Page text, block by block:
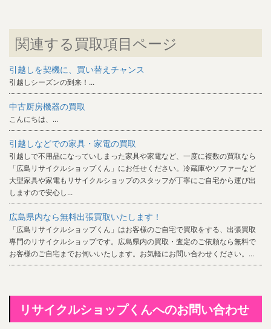
関連する買取項目ページ
引越しを契機に、買い替えチャンス
引越しシーズンの到来！...
中古厨房機器の買取
こんにちは、...
引越しなどでの家具・家電の買取
引越しで不用品になっていしまった家具や家電など、一度に複数の買取なら
「広島リサイクルショップくん」にお任せください。冷蔵庫やソファーなど
大型家具や家電もリサイクルショップのスタッフが丁寧にご自宅から運び出
しますので安心し...
広島県内なら無料出張買取いたします！
「広島リサイクルショップくん」はお客様のご自宅で買取をする、出張買取
専門のリサイクルショップです。広島県内の買取・査定のご依頼なら無料で
お客様のご自宅までお伺いいたします。お気軽にお問い合わせください。...
リサイクルショップくんへのお問い合わせ